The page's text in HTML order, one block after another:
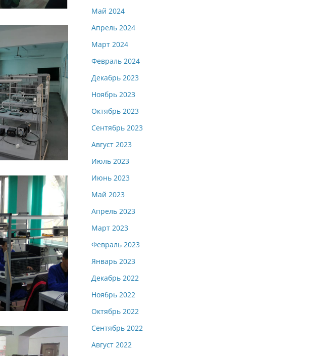
Май 2024
Апрель 2024
Март 2024
Февраль 2024
Декабрь 2023
Ноябрь 2023
Октябрь 2023
Сентябрь 2023
Август 2023
Июль 2023
Июнь 2023
Май 2023
Апрель 2023
Март 2023
Февраль 2023
Январь 2023
Декабрь 2022
Ноябрь 2022
Октябрь 2022
Сентябрь 2022
Август 2022